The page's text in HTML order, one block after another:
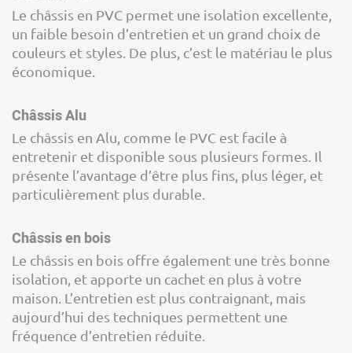
Le châssis en PVC permet une isolation excellente,
un faible besoin d’entretien et un grand choix de
couleurs et styles. De plus, c’est le matériau le plus
économique.
Châssis Alu
Le châssis en Alu, comme le PVC est facile à
entretenir et disponible sous plusieurs formes. Il
présente l’avantage d’être plus fins, plus léger, et
particulièrement plus durable.
Châssis en bois
Le châssis en bois offre également une très bonne
isolation, et apporte un cachet en plus à votre
maison. L’entretien est plus contraignant, mais
aujourd’hui des techniques permettent une
fréquence d’entretien réduite.